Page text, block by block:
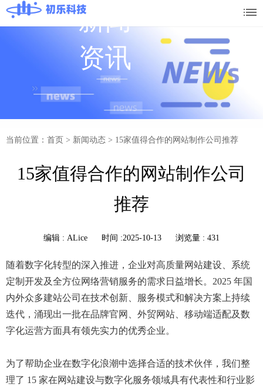
新闻
资讯
当前位置：首页 > 新闻动态 > 15家值得合作的网站制作公司推荐
15家值得合作的网站制作公司
推荐
编辑 : ALice 时间 :2025-10-13 浏览量 : 431
随着数字化转型的深入推进，企业对高质量网站建设、系统
定制开发及全方位网络营销服务的需求日益增长。2025 年国
内外众多建站公司在技术创新、服务模式和解决方案上持续
迭代，涌现出一批在品牌官网、外贸网站、移动端适配及数
字化运营方面具有领先实力的优秀企业。
为了帮助企业在数字化浪潮中选择合适的技术伙伴，我们整
理了 15 家在网站建设与数字化服务领域具有代表性和行业影